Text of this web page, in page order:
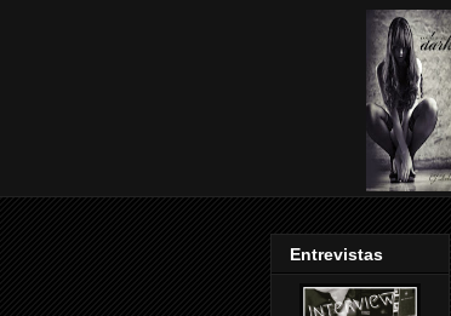
Entrevistas